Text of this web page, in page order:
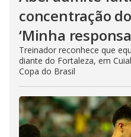
concentração
‘Minha
Treinador reconhece que
diante do Fortaleza, em
Copa do Brasil